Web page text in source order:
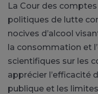
La Cour des
politiques de lutte
nocives d’alcool
la consommation et
scientifiques sur les
apprécier l’efficacité
publique et les